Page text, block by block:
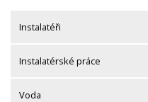
contentInstalatéři
Instalatérské práce
Voda